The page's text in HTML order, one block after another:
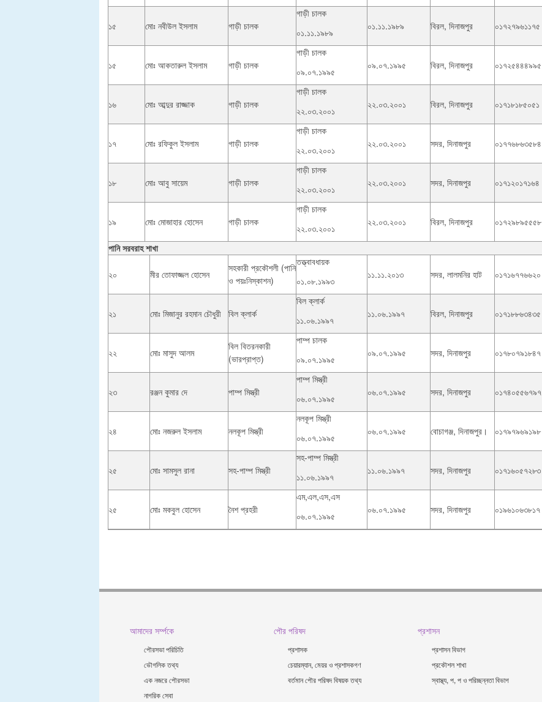
১৫ মোঃ নবীউল ইসলাম গাড়ী চালক
গাড়ী চালক
০১.১১.১৯৮৯
০১.১১.১৯৮৯ বিরল, দিনাজপুর ০১৭২৭৯৬১১৭৫
১৫ মোঃ আকতারুল ইসলাম গাড়ী চালক
গাড়ী চালক
০৯.০৭.১৯৯৫
০৯.০৭.১৯৯৫ বিরল, দিনাজপুর ০১৭২৫৪৪৪৯৯৫
১৬ মোঃ আব্দুর রাজ্জাক গাড়ী চালক
গাড়ী চালক
২২.০৩.২০০১
২২.০৩.২০০১ বিরল, দিনাজপুর ০১৭১৮১৮৫০৫১
১৭ মোঃ রফিকুল ইসলাম গাড়ী চালক
গাড়ী চালক
২২.০৩.২০০১
২২.০৩.২০০১ সদর, দিনাজপুর ০১৭৭৬৮৬৩৫৮৪
১৮ মোঃ আবু সায়েম গাড়ী চালক
গাড়ী চালক
২২.০৩.২০০১
২২.০৩.২০০১ সদর, দিনাজপুর ০১৭১২০১৭১৬৪
১৯ মোঃ মোজাহার হোসেন গাড়ী চালক
গাড়ী চালক
২২.০৩.২০০১
২২.০৩.২০০১ বিরল, দিনাজপুর ০১৭২৯৮৯৫৫৫৮
পানি সরবরাহ শাখা
২০ মীর তোফাজ্জল হোসেন
সহকারী প্রকৌশলী (পানি
ও পয়ঃনিস্কাশন)
তত্ত্বাবধায়ক
০১.০৮.১৯৯৩
১১.১১.২০১৩ সদর, লালমনির হাট ০১৭১৬৭৭৬৬২০
২১ মোঃ মিজানুর রহমান চৌধুরী বিল ক্লার্ক
বিল ক্লার্ক
১১.০৬.১৯৯৭
১১.০৬.১৯৯৭ বিরল, দিনাজপুর ০১৭১৮৮৬৩৪৩৫
২২ মোঃ মাসুদ আলম
বিল বিতরনকারী
(ভারপ্রাপ্ত)
পাম্প চালক
০৯.০৭.১৯৯৫
০৯.০৭.১৯৯৫ সদর, দিনাজপুর ০১৭৮০৭৯১৮৪৭
২৩ রঞ্জন কুমার দে পাম্প মিস্ত্রী
পাম্প মিস্ত্রী
০৬.০৭.১৯৯৫
০৬.০৭.১৯৯৫ সদর, দিনাজপুর ০১৭৪০৫৫৬৭৯৭
২৪ মোঃ নজরুল ইসলাম নলকূপ মিস্ত্রী
নলকূপ মিস্ত্রী
০৬.০৭.১৯৯৫
০৬.০৭.১৯৯৫ বোচাগঞ্জ, দিনাজপুর। ০১৭৯৭৯৬৯১৯৮
২৫ মোঃ সামসুল রানা সহ-পাম্প মিস্ত্রী
সহ-পাম্প মিস্ত্রী
১১.০৬.১৯৯৭
১১.০৬.১৯৯৭ সদর, দিনাজপুর ০১৭১৬০৫৭২৮৩
২৫ মোঃ মকবুল হোসেন নৈশ প্রহরী
এম,এল,এস,এস
০৬.০৭.১৯৯৫
০৬.০৭.১৯৯৫ সদর, দিনাজপুর ০১৯৬১০৬৩৮১৭
আমাদের সর্ম্পকে
পৌরসভা পরিচিতি
ভৌগলিক তথ্য
এক নজরে পৌরসভা
নাগরিক সেবা
পৌর পরিষদ
প্রশাসক
চেয়ারম্যান, মেয়র ও প্রশাসকগণ
বর্তমান পৌর পরিষদ বিষয়ক তথ্য
প্রশাসন
প্রশাসন বিভাগ
প্রকৌশল শাখা
স্বাস্থ্য, প, প ও পরিচ্ছন্নতা ‍বিভাগ